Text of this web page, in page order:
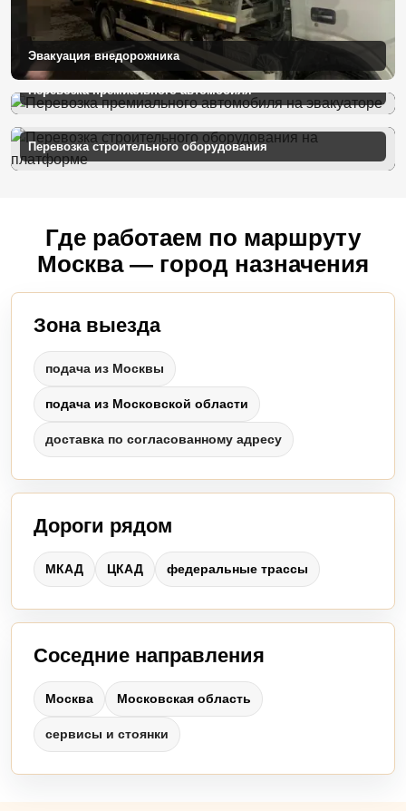
Эвакуация внедорожника
Перевозка премиального автомобиля
Перевозка строительного оборудования
Где работаем по маршруту
Москва — город назначения
Зона выезда
подача из Москвы
подача из Московской области
доставка по согласованному адресу
Дороги рядом
МКАД ЦКАД федеральные трассы
Соседние направления
Москва Московская область
сервисы и стоянки